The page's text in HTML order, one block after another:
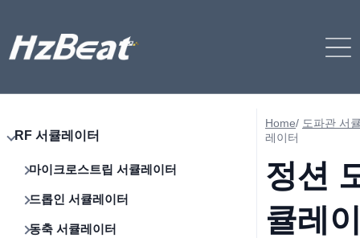
RF 서큘레이터
마이크로스트립 서큘레이터
드롭인 서큘레이터
동축 서큘레이터
Home/ 도파관 서
레이터
정션
큘레